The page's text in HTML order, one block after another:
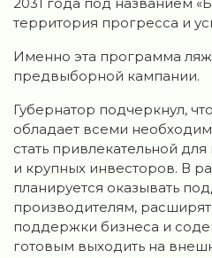
территория прогресса и
Именно эта программа
предвыборной кампании.
Губернатор подчеркнул,
обладает всеми
стать привлекательной
и крупных инвесторов. В
планируется оказывать
производителям,
поддержки бизнеса и
готовым выходить на